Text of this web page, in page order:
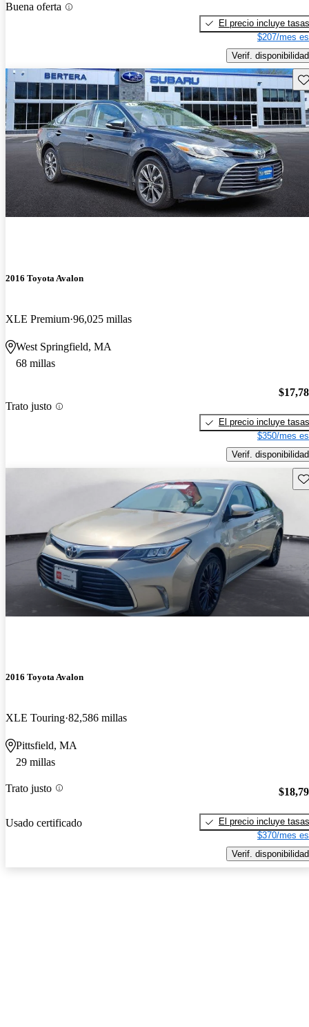
Buena oferta
El precio incluye tasas
$207/mes
Verif. disponibilidad
2016 Toyota Avalon
XLE Premium 96,025 millas
West Springfield, MA
68 millas
Trato justo
El precio incluye tasas
$350/mes
Verif. disponibilidad
2016 Toyota Avalon
XLE Touring 82,586 millas
Pittsfield, MA
29 millas
Trato justo
Usado certificado
El precio incluye tasas
$370/mes
Verif. disponibilidad